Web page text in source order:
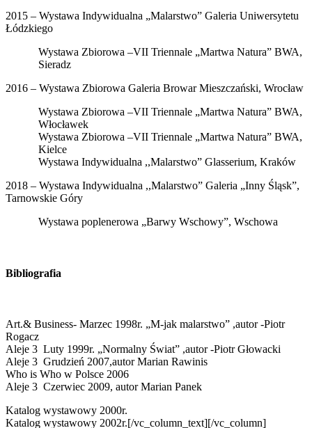
2015 – Wystawa Indywidualna „Malarstwo” Galeria Uniwersytetu
Łódzkiego
Wystawa Zbiorowa –VII Triennale „Martwa Natura” BWA,
Sieradz
2016 – Wystawa Zbiorowa Galeria Browar Mieszczański, Wrocław
Wystawa Zbiorowa –VII Triennale „Martwa Natura” BWA,
Włocławek
Wystawa Zbiorowa –VII Triennale „Martwa Natura” BWA,
Kielce
Wystawa Indywidualna ,,Malarstwo” Glasserium, Kraków
2018 – Wystawa Indywidualna ,,Malarstwo” Galeria „Inny Śląsk”,
Tarnowskie Góry
Wystawa poplenerowa „Barwy Wschowy”, Wschowa
Bibliografia
Art.& Business- Marzec 1998r. „M-jak malarstwo” ,autor -Piotr
Rogacz
Aleje 3 Luty 1999r. „Normalny Świat” ,autor -Piotr Głowacki
Aleje 3 Grudzień 2007,autor Marian Rawinis
Who is Who w Polsce 2006
Aleje 3 Czerwiec 2009, autor Marian Panek
Katalog wystawowy 2000r.
Katalog wystawowy 2002r.[/vc_column_text][/vc_column]